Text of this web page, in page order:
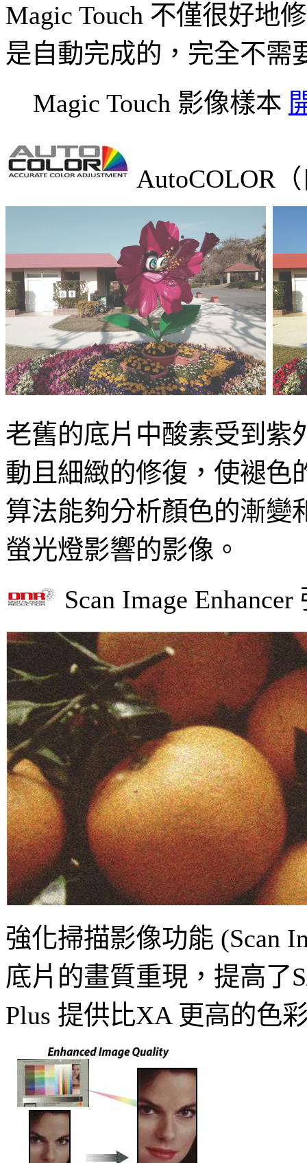
Magic Touch 不僅很好地
是自動完成的，完全不需
Magic Touch 影像樣本
AutoCOLOR
老舊的底片中酸素受到紫
動且細緻的修復，使褪色
算法能夠分析顏色的漸變
螢光燈影響的影像。
Scan Image
強化掃描影像功能 (Scan
底片的畫質重現，提高了
Plus 提供比XA 更高的色